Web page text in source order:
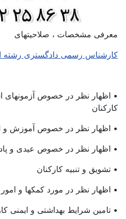
معرفی مشخصات ، صلاحیتهای
کارشناس رسمی دادگستری رشته
• اظهار نظر در خصوص آزمونهای
کارکنان
• اظهار نظر در خصوص آموزش و
• اظهار نظر در خصوص عیدی و
• تشویق و تنبیه کارکنان
• اظهار نظر در مورد کمکها و
• تامین شرایط بهداشتی و ایمنی